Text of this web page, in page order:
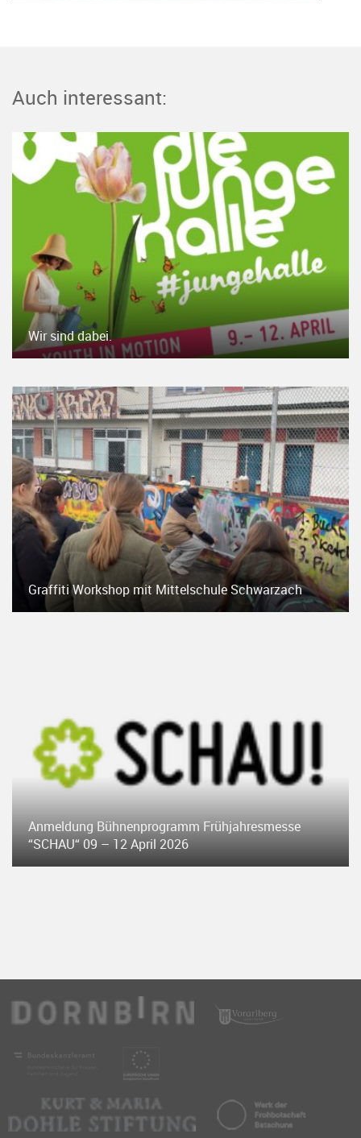
Auch interessant:
Wir sind dabei.
Graffiti Workshop mit Mittelschule Schwarzach
Anmeldung Bühnenprogramm Frühjahresmesse
“SCHAU“ 09 – 12 April 2026